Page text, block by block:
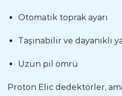
Otomatik toprak ayarı
Taşınabilir ve dayanıklı
Uzun pil ömrü
Proton Elic dedektörler,